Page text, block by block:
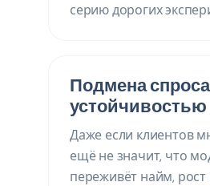
серию дорогих
Подмена спроса
устойчивостью
Даже если клиентов
ещё не значит, что
переживёт найм, рост